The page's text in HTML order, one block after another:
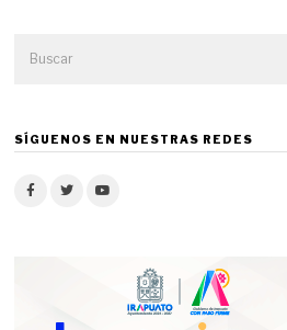
SÍGUENOS EN NUESTRAS REDES